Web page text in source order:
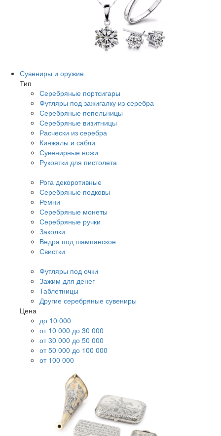
Сувениры и оружие
Тип
Серебряные портсигары
Футляры под зажигалку из серебра
Серебряные пепельницы
Серебряные визитницы
Расчески из серебра
Кинжалы и сабли
Сувенирные ножи
Рукоятки для пистолета
Рога декоротивные
Серебряные подковы
Ремни
Серебряные монеты
Серебряные ручки
Заколки
Ведра под шампанское
Свистки
Футляры под очки
Зажим для денег
Таблетницы
Другие серебряные сувениры
Цена
до 10 000
от 10 000 до 30 000
от 30 000 до 50 000
от 50 000 до 100 000
от 100 000